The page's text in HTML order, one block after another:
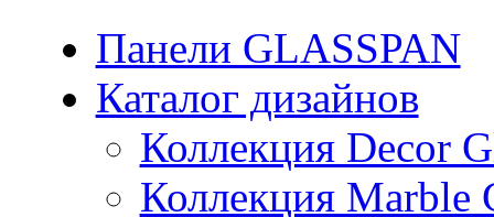
Панели GLASSPAN
Каталог дизайнов
Коллекция Decor
Коллекция Marble